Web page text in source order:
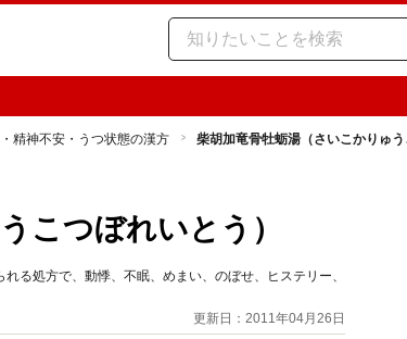
精神不安・うつ状態の漢方 柴胡加竜骨牡蛎湯（さいこかりゅう
こつぼれいとう）
る処方で、動悸、不眠、めまい、のぼせ、ヒステリー、
更新日：2011年04月26日